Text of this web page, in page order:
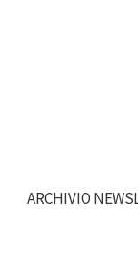
ARCHIVIO